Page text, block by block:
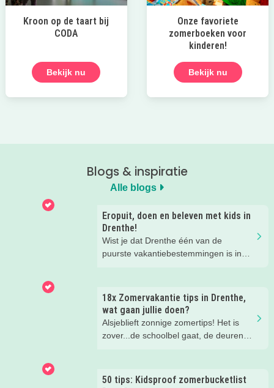
Kroon op de taart bij
CODA
Bekijk nu
Onze favoriete
zomerboeken voor
kinderen!
Bekijk nu
Blogs & inspiratie
Alle blogs
Eropuit, doen en beleven met kids in
Drenthe!
Wist je dat Drenthe één van de
puurste vakantiebestemmingen is in
een gezellig dagje op uit wilt, met je
kinderen in Drenthe is van alles te
beleven. Binnen en buiten en voor jong
en oud. Wij verzamelden toffe tips om
tijdens je vakantie in Drenthe te doen
18x Zomervakantie tips in Drenthe,
wat gaan jullie doen?
Alsjeblieft zonnige zomertips! Het is
zover...de schoolbel gaat, de deuren
vakantie, heerlijk! Maar er zullen ook
50 tips: Kidsproof zomerbucketlist